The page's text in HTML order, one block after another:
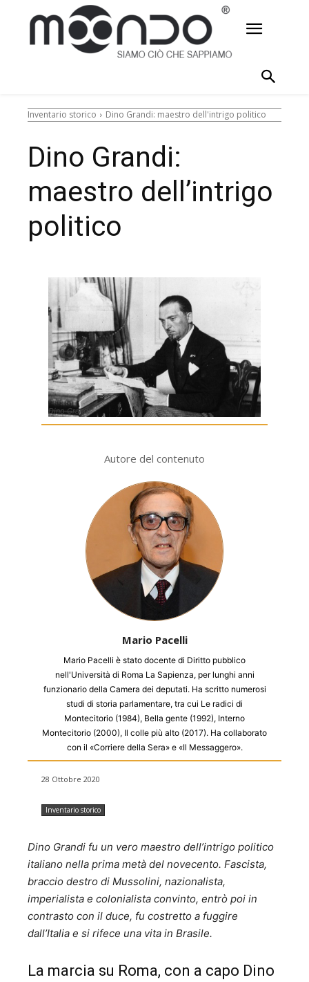
Inventario storico Dino Grandi: maestro dell'intrigo politico
Dino Grandi:
maestro dell’intrigo
politico
Dino Grandi
Autore del contenuto
Mario Pacelli
Mario Pacelli è stato docente di Diritto pubblico
nell'Università di Roma La Sapienza, per lunghi anni
funzionario della Camera dei deputati. Ha scritto numerosi
studi di storia parlamentare, tra cui Le radici di
Montecitorio (1984), Bella gente (1992), Interno
Montecitorio (2000), Il colle più alto (2017). Ha collaborato
con il «Corriere della Sera» e «Il Messaggero».
28 Ottobre 2020
Inventario storico
Dino Grandi fu un vero maestro dell’intrigo politico
italiano nella prima metà del novecento. Fascista,
braccio destro di Mussolini, nazionalista,
imperialista e colonialista convinto, entrò poi in
contrasto con il duce, fu costretto a fuggire
dall’Italia e si rifece una vita in Brasile.
La marcia su Roma, con a capo Dino